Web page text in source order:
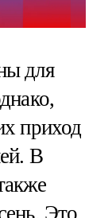
для
приход
В